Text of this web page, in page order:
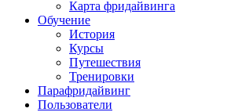
Карта фридайвинга
Обучение
История
Курсы
Путешествия
Тренировки
Парафридайвинг
Пользователи